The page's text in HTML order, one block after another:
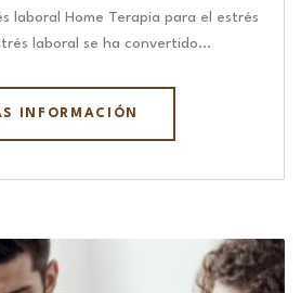
laboral Home Terapia para el estrés
laboral se ha convertido…
INFORMACIÓN